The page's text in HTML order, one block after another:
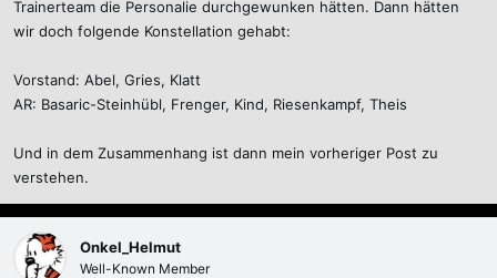
Trainerteam die Personalie durchgewunken hätten. Dann hätten
wir doch folgende Konstellation gehabt:
Vorstand: Abel, Gries, Klatt
AR: Basaric-Steinhübl, Frenger, Kind, Riesenkampf, Theis
Und in dem Zusammenhang ist dann mein vorheriger Post zu
verstehen.
Onkel_Helmut
Well-Known Member